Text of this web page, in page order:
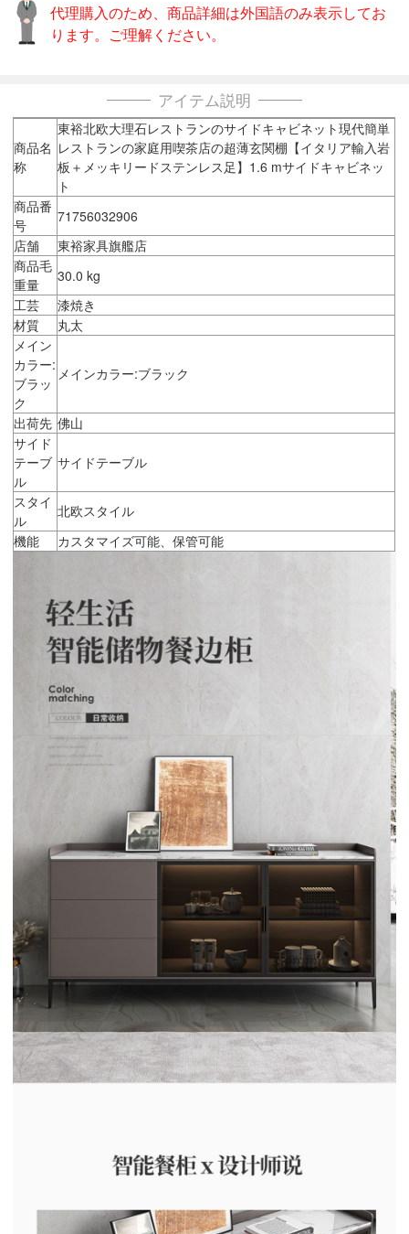
代理購入のため、商品詳細は外国語のみ表示してお
ります。ご理解ください。
アイテム説明
商品名
称
東裕北欧大理石レストランのサイドキャビネット現代簡単
レストランの家庭用喫茶店の超薄玄関棚【イタリア輸入岩
板＋メッキリードステンレス足】1.6 mサイドキャビネッ
ト
商品番
号
71756032906
店舗
東裕家具旗艦店
商品毛
重量
30.0 kg
工芸
漆焼き
材質
丸太
メイン
カラー:
ブラッ
ク
メインカラー:ブラック
出荷先 佛山
サイド
テーブ
ル
サイドテーブル
スタイ
ル
北欧スタイル
機能
カスタマイズ可能、保管可能